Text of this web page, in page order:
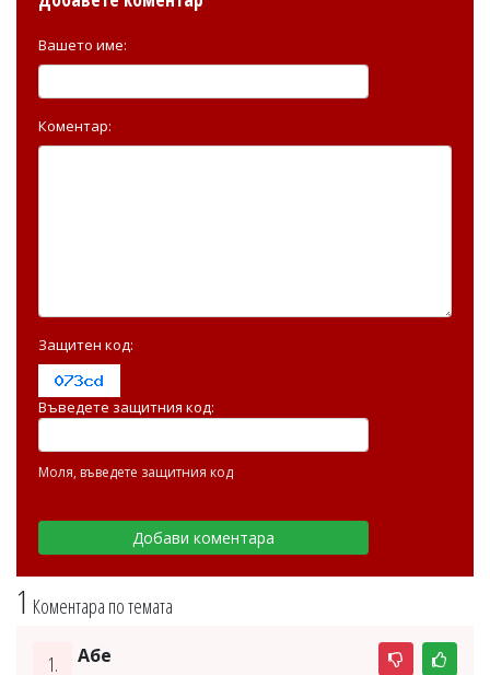
1 Коментара по темата
1. Абе
Вашето име:
Коментар:
Защитен код:
Въведете защитния код:
Моля, въведете защитния код